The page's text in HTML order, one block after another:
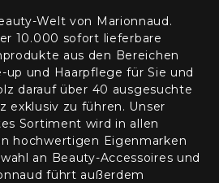
Welt von Marionnaud.
10.000 sofort lieferbare
aus den Bereichen
up und Haarpflege für Sie und
darauf über 40 ausgesuchte
exklusiv zu führen. Unser
Sortiment wird in allen
hochwertigen Eigenmarken
an Beauty-Accessoires und
führt außerdem